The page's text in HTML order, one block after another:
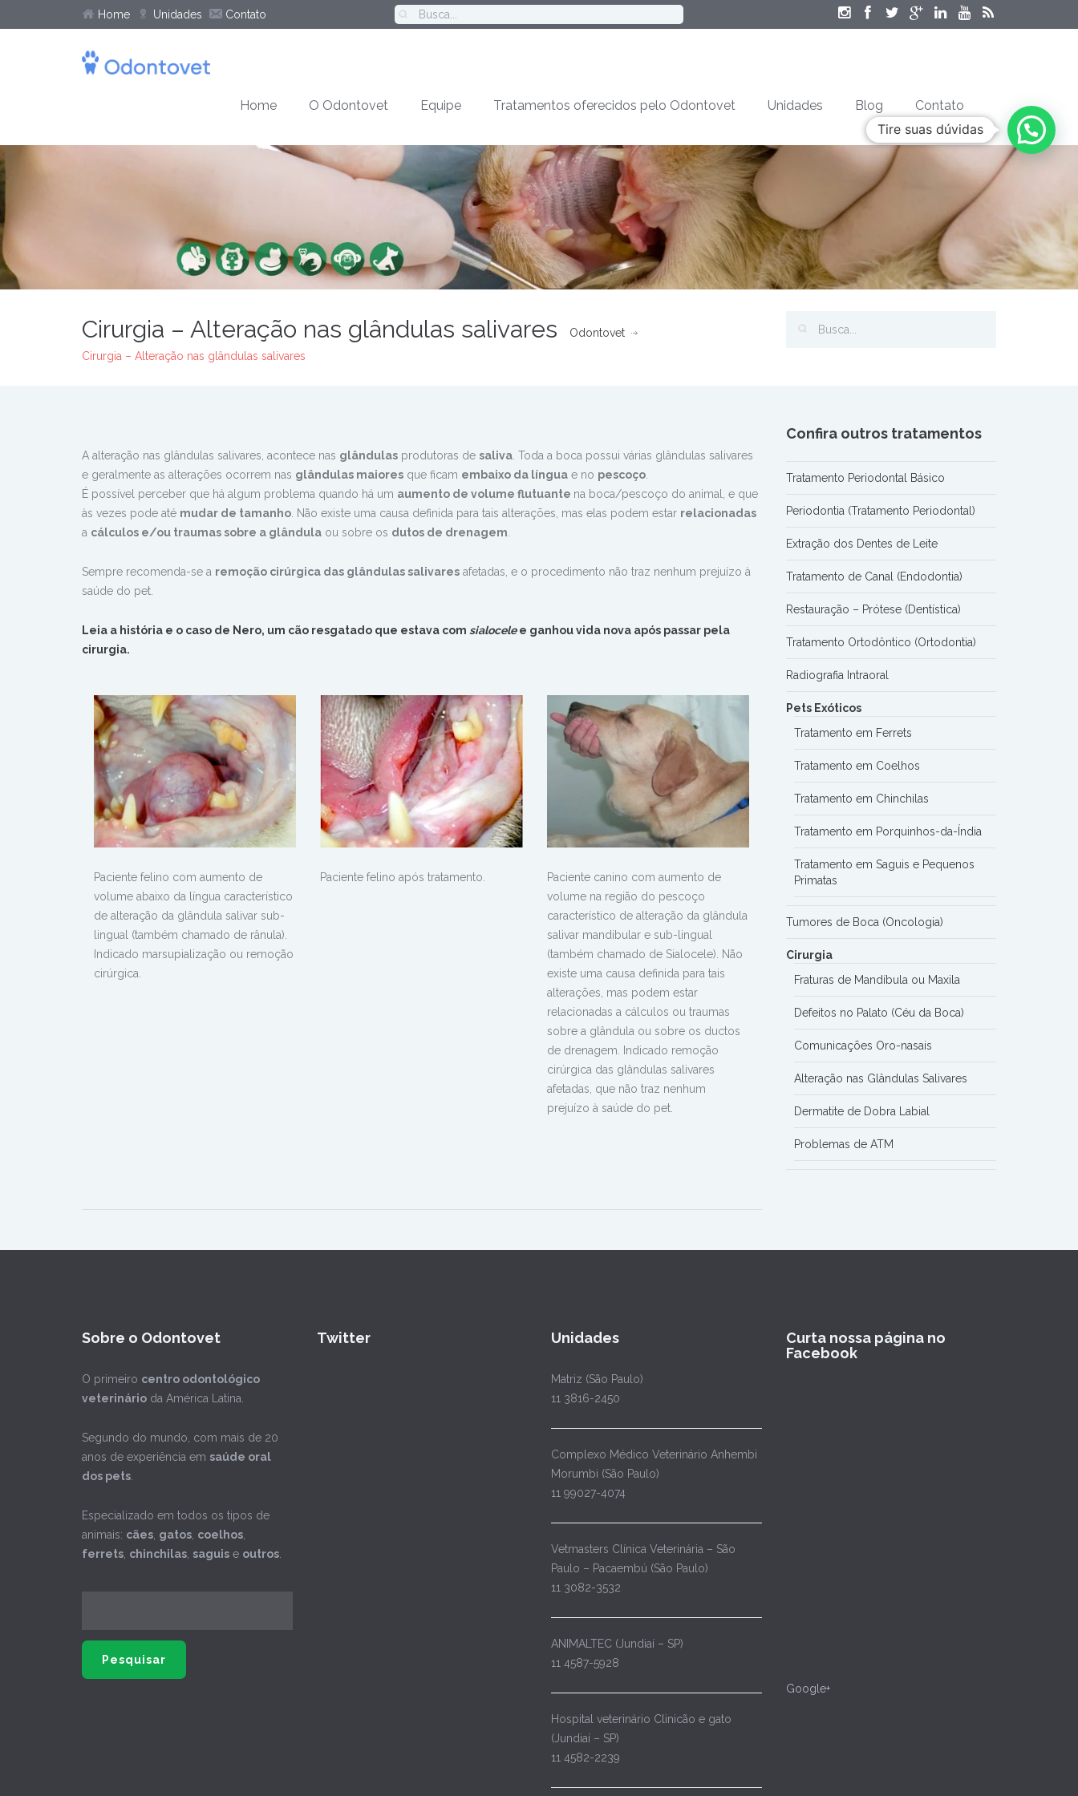
Home Unidades Contato
Home O Odontovet Equipe Tratamentos oferecidos pelo Odontovet Unidades Blog Contato
Cirurgia – Alteração nas glândulas salivares
Odontovet
Cirurgia – Alteração nas glândulas salivares
A alteração nas glândulas salivares, acontece nas glândulas produtoras de saliva. Toda a boca possui várias glândulas salivares
e geralmente as alterações ocorrem nas glândulas maiores que ficam embaixo da língua e no pescoço.
É possível perceber que há algum problema quando há um aumento de volume flutuante na boca/pescoço do animal, e que
às vezes pode até mudar de tamanho. Não existe uma causa definida para tais alterações, mas elas podem estar relacionadas
a cálculos e/ou traumas sobre a glândula ou sobre os dutos de drenagem.
Sempre recomenda-se a remoção cirúrgica das glândulas salivares afetadas, e o procedimento não traz nenhum prejuízo à
saúde do pet.
Leia a história e o caso de Nero, um cão resgatado que estava com sialocelee ganhou vida nova após passar pela
cirurgia.
Paciente felino com aumento de
volume abaixo da língua característico
de alteração da glândula salivar sub-
lingual (também chamado de rânula).
Indicado marsupialização ou remoção
cirúrgica.
Paciente felino após tratamento.
Paciente canino com aumento de
volume na região do pescoço
característico de alteração da glândula
salivar mandibular e sub-lingual
(também chamado de Sialocele). Não
existe uma causa definida para tais
alterações, mas podem estar
relacionadas a cálculos ou traumas
sobre a glândula ou sobre os ductos
de drenagem. Indicado remoção
cirúrgica das glândulas salivares
afetadas, que não traz nenhum
prejuízo à saúde do pet.
Confira outros tratamentos
Tratamento Periodontal Básico
Periodontia (Tratamento Periodontal)
Extração dos Dentes de Leite
Tratamento de Canal (Endodontia)
Restauração – Prótese (Dentística)
Tratamento Ortodôntico (Ortodontia)
Radiografia Intraoral
Pets Exóticos
Tratamento em Ferrets
Tratamento em Coelhos
Tratamento em Chinchilas
Tratamento em Porquinhos-da-Índia
Tratamento em Saguis e Pequenos
Primatas
Tumores de Boca (Oncologia)
Cirurgia
Fraturas de Mandíbula ou Maxila
Defeitos no Palato (Céu da Boca)
Comunicações Oro-nasais
Alteração nas Glândulas Salivares
Dermatite de Dobra Labial
Problemas de ATM
Tire suas dúvidas
Sobre o Odontovet
O primeiro centro odontológico
veterinário da América Latina.
Segundo do mundo, com mais de 20
anos de experiência em saúde oral
dos pets
Especializado em todos os tipos de
animais: cães gatos coelhos
ferrets chinchilas saguis e outros
Twitter Unidades
Matriz (São Paulo)
11 3816-2450
Complexo Médico Veterinário Anhembi
Morumbi (São Paulo)
11 99027-4074
Vetmasters Clínica Veterinária – São
Paulo – Pacaembú (São Paulo)
11 3082-3532
ANIMALTEC (Jundiaí – SP)
11 4587-5928
Hospital veterinário Clinicão e gato
(Jundiaí – SP)
11 4582-2239
Curta nossa página no
Facebook
Google+